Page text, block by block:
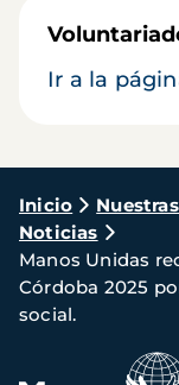
Ir a la
Ruta
de
Inicio
Noticias
Manos Unidas
Córdoba 2025
social.